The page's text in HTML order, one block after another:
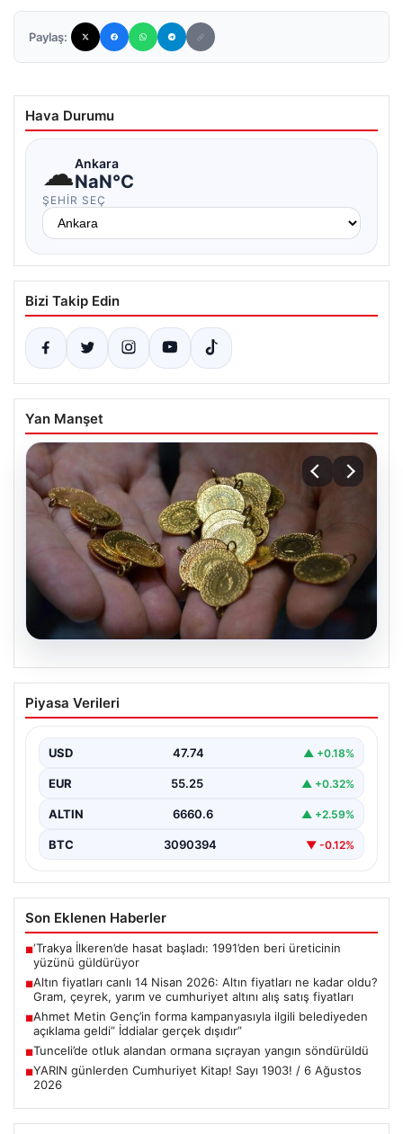
Paylaş:
Hava Durumu
☁Ankara
NaN°C
ŞEHIR SEÇ
Bizi Takip Edin
Yan Manşet
07.08.2026
Altın fiyatları canlı 14 Nisan 2026: Altın
fiyatları ne kadar oldu? Gram, çeyrek,
fiyatları
{"title": "14 Nisan 2026 Güncel Altın Fiyatları: Gram,
Çeyrek, Yarım ve Cumhuriyet Altını Satış…
Piyasa Verileri
USD 47.74 ▲ +0.18%
EUR 55.25 ▲ +0.32%
ALTIN 6660.6 ▲ +2.59%
BTC 3090394 ▼ -0.12%
Son Eklenen Haberler
■‘Trakya İlkeren’de hasat başladı: 1991’den beri üreticinin
yüzünü güldürüyor
■Altın fiyatları canlı 14 Nisan 2026: Altın fiyatları ne kadar oldu?
Gram, çeyrek, yarım ve cumhuriyet altını alış satış fiyatları
■Ahmet Metin Genç’in forma kampanyasıyla ilgili belediyeden
açıklama geldi” İddialar gerçek dışıdır”
■Tunceli’de otluk alandan ormana sıçrayan yangın söndürüldü
■YARIN günlerden Cumhuriyet Kitap! Sayı 1903! / 6 Ağustos
2026